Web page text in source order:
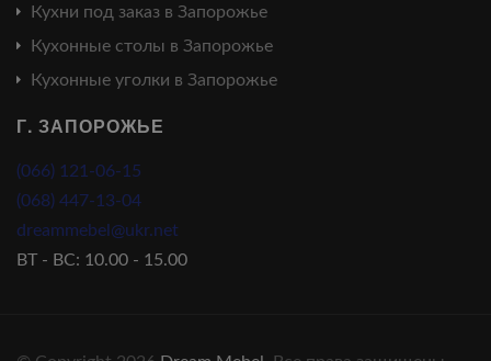
Кухни под заказ в Запорожье
Кухонные столы в Запорожье
Кухонные уголки в Запорожье
Г. ЗАПОРОЖЬЕ
(066) 121-06-15
(068) 447-13-04
dreammebel@ukr.net
ВТ - ВС: 10.00 - 15.00